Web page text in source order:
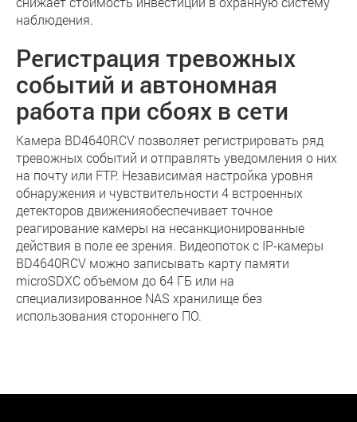
наблюдения.
Регистрация тревожных
событий и автономная
работа при сбоях в сети
Камера BD4640RCV позволяет регистрировать ряд
тревожных событий и отправлять уведомления о них
на почту или FTP. Независимая настройка уровня
обнаружения и чувствительности 4 встроенных
детекторов движенияобеспечивает точное
реагирование камеры на несанкционированные
действия в поле ее зрения. Видеопоток с IP-камеры
BD4640RCV можно записывать карту памяти
microSDXC объемом до 64 ГБ или на
специализированное NAS хранилище без
использования стороннего ПО.